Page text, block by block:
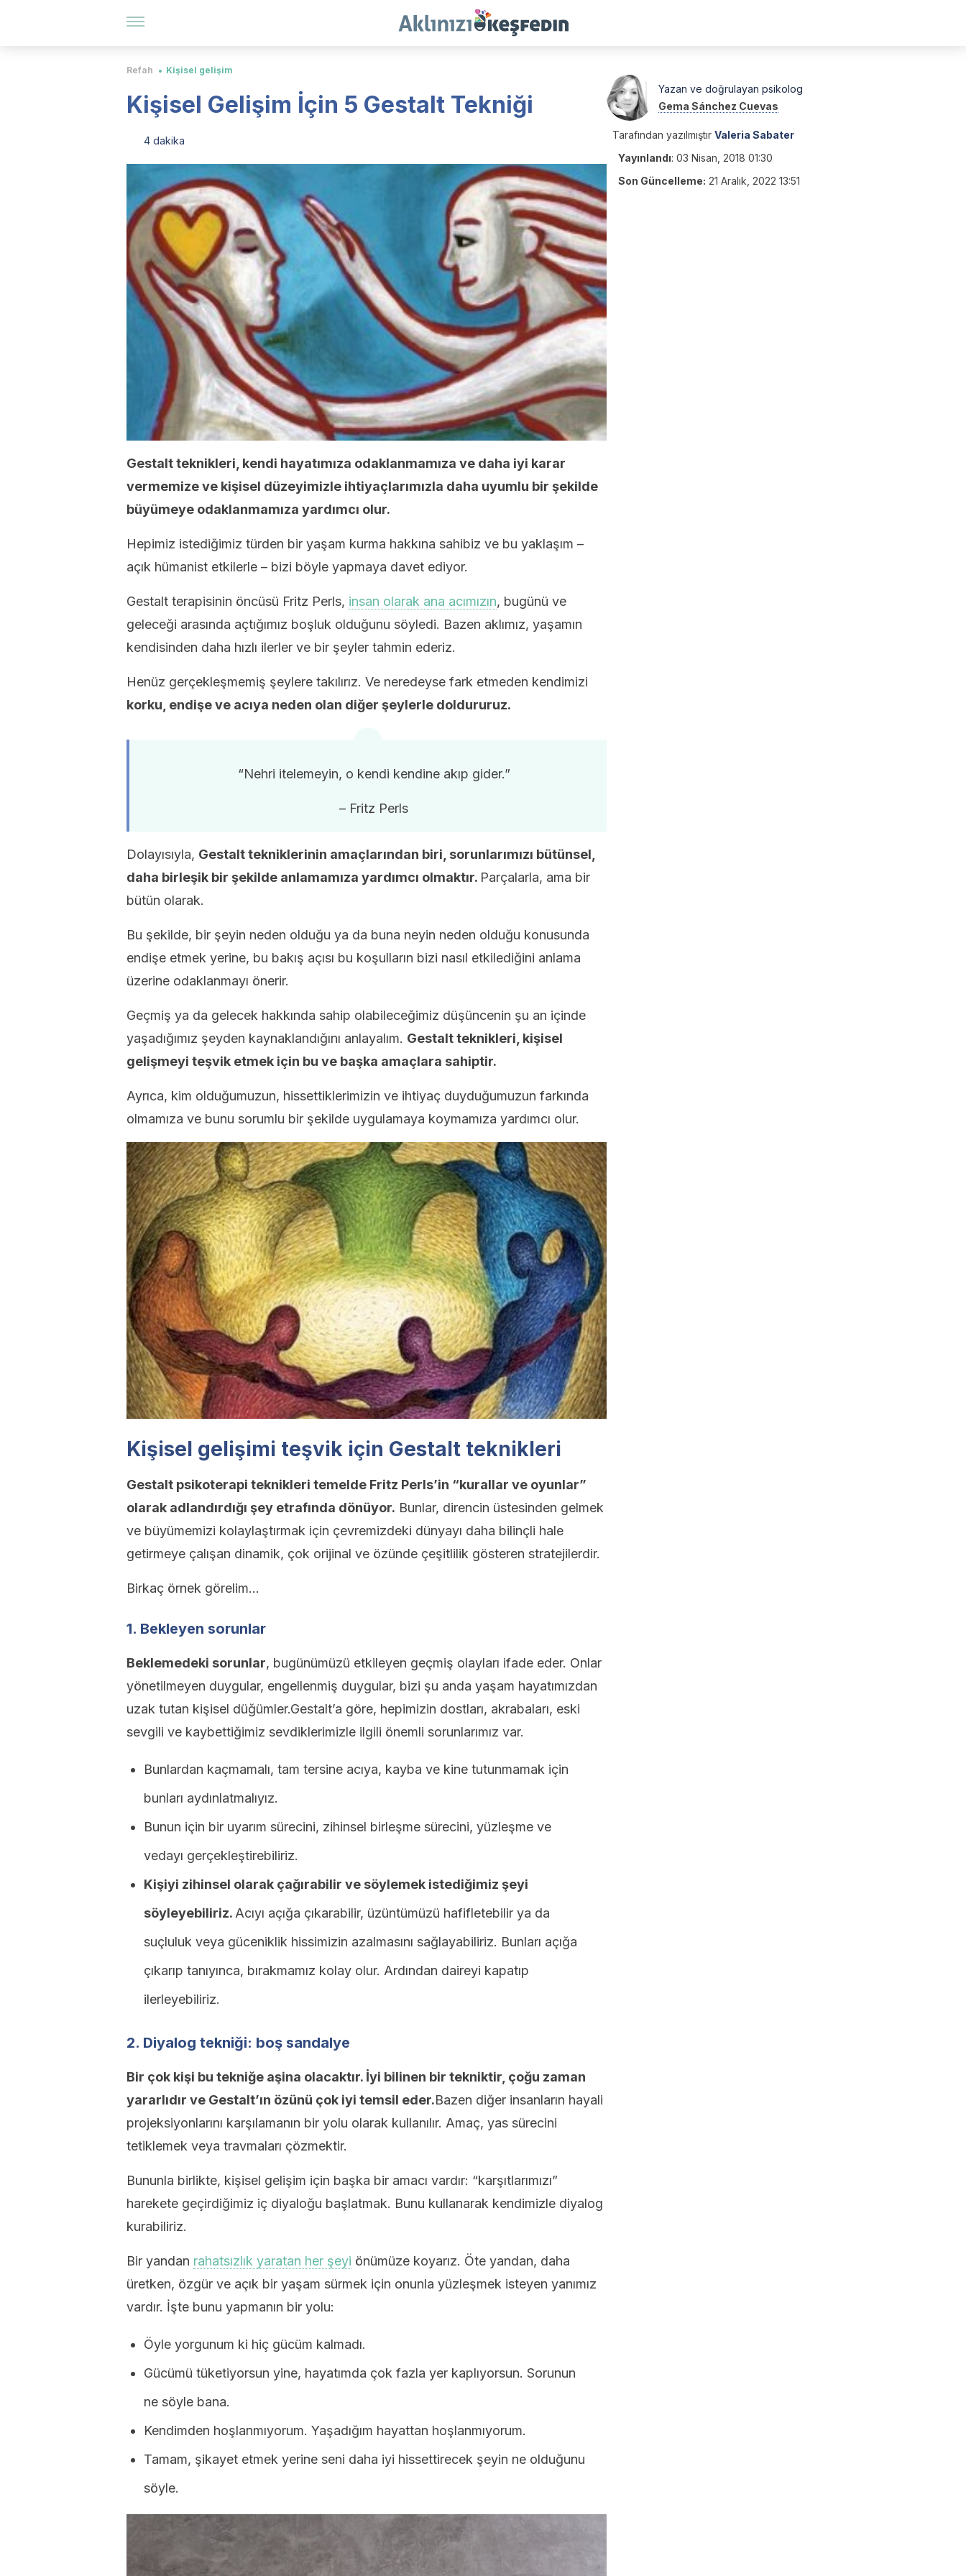
Refah Kişisel gelişim
Kişisel Gelişim İçin 5 Gestalt Tekniği
4 dakika
Gestalt teknikleri, kendi hayatımıza odaklanmamıza ve daha iyi karar
vermemize ve kişisel düzeyimizle ihtiyaçlarımızla daha uyumlu bir şekilde
büyümeye odaklanmamıza yardımcı olur.
Hepimiz istediğimiz türden bir yaşam kurma hakkına sahibiz ve bu yaklaşım –
açık hümanist etkilerle – bizi böyle yapmaya davet ediyor.
Gestalt terapisinin öncüsü Fritz Perls, insan olarak ana acımızın, bugünü ve
geleceği arasında açtığımız boşluk olduğunu söyledi. Bazen aklımız, yaşamın
kendisinden daha hızlı ilerler ve bir şeyler tahmin ederiz.
Henüz gerçekleşmemiş şeylere takılırız. Ve neredeyse fark etmeden kendimizi
korku, endişe ve acıya neden olan diğer şeylerle doldururuz.
“Nehri itelemeyin, o kendi kendine akıp gider.”
– Fritz Perls
Dolayısıyla, Gestalt tekniklerinin amaçlarından biri, sorunlarımızı bütünsel,
daha birleşik bir şekilde anlamamıza yardımcı olmaktır. Parçalarla, ama bir
bütün olarak.
Bu şekilde, bir şeyin neden olduğu ya da buna neyin neden olduğu konusunda
endişe etmek yerine, bu bakış açısı bu koşulların bizi nasıl etkilediğini anlama
üzerine odaklanmayı önerir.
Geçmiş ya da gelecek hakkında sahip olabileceğimiz düşüncenin şu an içinde
yaşadığımız şeyden kaynaklandığını anlayalım. Gestalt teknikleri, kişisel
gelişmeyi teşvik etmek için bu ve başka amaçlara sahiptir.
Ayrıca, kim olduğumuzun, hissettiklerimizin ve ihtiyaç duyduğumuzun farkında
olmamıza ve bunu sorumlu bir şekilde uygulamaya koymamıza yardımcı olur.
Kişisel gelişimi teşvik için Gestalt teknikleri
Gestalt psikoterapi teknikleri temelde Fritz Perls’in “kurallar ve oyunlar”
olarak adlandırdığı şey etrafında dönüyor. Bunlar, direncin üstesinden gelmek
ve büyümemizi kolaylaştırmak için çevremizdeki dünyayı daha bilinçli hale
getirmeye çalışan dinamik, çok orijinal ve özünde çeşitlilik gösteren stratejilerdir.
Birkaç örnek görelim…
1. Bekleyen sorunlar
Beklemedeki sorunlar, bugünümüzü etkileyen geçmiş olayları ifade eder. Onlar
yönetilmeyen duygular, engellenmiş duygular, bizi şu anda yaşam hayatımızdan
uzak tutan kişisel düğümler.Gestalt’a göre, hepimizin dostları, akrabaları, eski
sevgili ve kaybettiğimiz sevdiklerimizle ilgili önemli sorunlarımız var.
Bunlardan kaçmamalı, tam tersine acıya, kayba ve kine tutunmamak için
bunları aydınlatmalıyız.
Bunun için bir uyarım sürecini, zihinsel birleşme sürecini, yüzleşme ve
vedayı gerçekleştirebiliriz.
Kişiyi zihinsel olarak çağırabilir ve söylemek istediğimiz şeyi
söyleyebiliriz. Acıyı açığa çıkarabilir, üzüntümüzü hafifletebilir ya da
suçluluk veya güceniklik hissimizin azalmasını sağlayabiliriz. Bunları açığa
çıkarıp tanıyınca, bırakmamız kolay olur. Ardından daireyi kapatıp
ilerleyebiliriz.
2. Diyalog tekniği: boş sandalye
Bir çok kişi bu tekniğe aşina olacaktır. İyi bilinen bir tekniktir, çoğu zaman
yararlıdır ve Gestalt’ın özünü çok iyi temsil eder.Bazen diğer insanların hayali
projeksiyonlarını karşılamanın bir yolu olarak kullanılır. Amaç, yas sürecini
tetiklemek veya travmaları çözmektir.
Bununla birlikte, kişisel gelişim için başka bir amacı vardır: “karşıtlarımızı”
harekete geçirdiğimiz iç diyaloğu başlatmak. Bunu kullanarak kendimizle diyalog
kurabiliriz.
Bir yandan rahatsızlık yaratan her şeyi önümüze koyarız. Öte yandan, daha
üretken, özgür ve açık bir yaşam sürmek için onunla yüzleşmek isteyen yanımız
vardır. İşte bunu yapmanın bir yolu:
Öyle yorgunum ki hiç gücüm kalmadı.
Gücümü tüketiyorsun yine, hayatımda çok fazla yer kaplıyorsun. Sorunun
ne söyle bana.
Kendimden hoşlanmıyorum. Yaşadığım hayattan hoşlanmıyorum.
Tamam, şikayet etmek yerine seni daha iyi hissettirecek şeyin ne olduğunu
söyle.
Yazan ve doğrulayan psikolog
Gema Sánchez Cuevas
Tarafından yazılmıştır Valeria Sabater
Yayınlandı: 03 Nisan, 2018 01:30
Son Güncelleme: 21 Aralık, 2022 13:51